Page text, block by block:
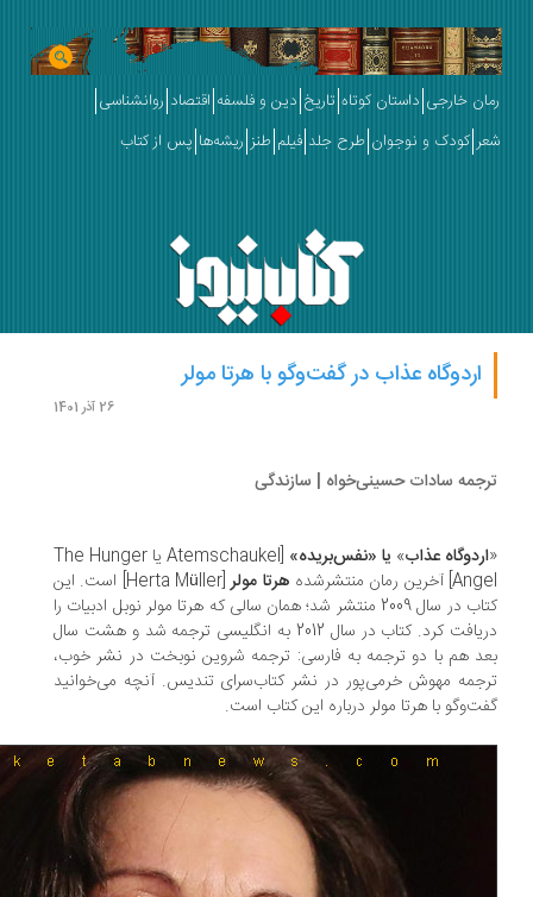
خارجی داستان کوتاه تاریخ دین و فلسفه اقتصاد روانشناسی
کودک و نوجوان طرح جلد فیلم طنز ریشه‌ها پس از کتاب
اردوگاه عذاب در گفت‌وگو با هرتا مولر
سادات حسینی‌خواه | سازندگی
عذاب»یا «نفس‌بریده»
[Atemschaukel یا The Hunger
هرتا مولر
[Herta Müller] است. این
کتاب در سال 2009 منتشر شد؛ همان سالی که هرتا مولر نوبل ادبیات را
دریافت کرد. کتاب در سال 2012 به انگلیسی ترجمه شد و هشت سال
هم با دو ترجمه به فارسی: ترجمه شروین نوبخت در نشر خوب،
مهوش خرمی‌پور در نشر کتاب‌سرای تندیس. آنچه می‌خوانید
با هرتا مولر درباره این کتاب است.